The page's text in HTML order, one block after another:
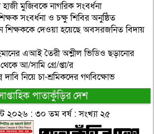
মুজিবকে নাগরিক সংবর্ধনা
সংবর্ধনা ও চক্ষু শিবির অনুষ্ঠিত
শিক্ষককে দেওয়া হয়েছে অবসরজনিত বিদায়
এআই তৈরী অশ্লীল ভিডিও ছড়ানোর
আ/সামি গ্রে/প্তা/র
দাবি নিয়ে চা-শ্রমিকদের গণবিক্ষোভ
পাতাকুঁড়ির দেশ
২০২৬ : ৩০ তম বর্ষ : সংখ্যা ২৫